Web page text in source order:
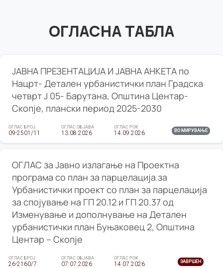
ОГЛАСНА ТАБЛА
ЈАВНА ПРЕЗЕНТАЦИЈА И ЈАВНА АНКЕТА по
Нацрт- Детален урбанистички план Градска
четврт Ј 05- Барутана, Општина Центар-
Скопје, плански период 2025-2030
ОГЛАС БРОЈ
09-2501/11
ОГЛАС ОБЈАВА
13.08.2026
ОГЛАС РОК
14.09.2026 ВО МИРУВАЊЕ
ОГЛАС за Јавно излагање на Проектна
програма со план за парцелација за
Урбанистички проект со план за парцелација
за спојување на ГП 20.12 и ГП 20.37 од
Изменување и дополнување на Детален
урбанистички план Буњаковец 2, Општина
Центар – Скопје
ОГЛАС БРОЈ
26-2160/7
ОГЛАС ОБЈАВА
07.07.2026
ОГЛАС РОК
14.07.2026 ЗАВРШЕН